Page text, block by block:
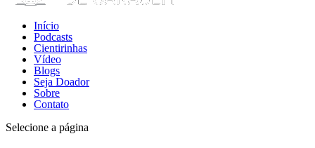
Início
Podcasts
Cientirinhas
Vídeo
Blogs
Seja Doador
Sobre
Contato
Selecione a página